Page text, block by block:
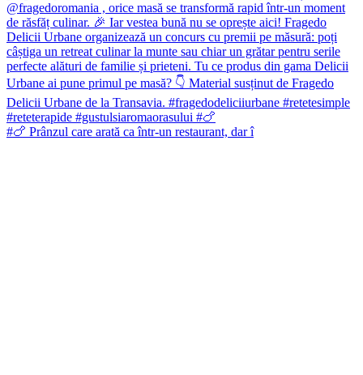
#🍗 Prânzul care arată ca într-un restaurant, dar î